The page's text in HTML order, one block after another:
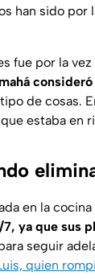
han sido
fue por la
de cosas.
estaba en
en la
ya que sus
seguir
quien